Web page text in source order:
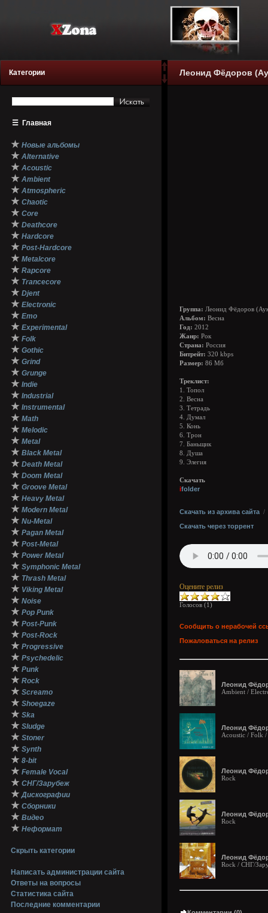
Категории
☰ Главная
★ Новые альбомы
★ Alternative
★ Acoustic
★ Ambient
★ Atmospheric
★ Chaotic
★ Core
★ Deathcore
★ Hardcore
★ Post-Hardcore
★ Metalcore
★ Rapcore
★ Trancecore
★ Djent
★ Electronic
★ Emo
★ Experimental
★ Folk
★ Gothic
★ Grind
★ Grunge
★ Indie
★ Industrial
★ Instrumental
★ Math
★ Melodic
★ Metal
★ Black Metal
★ Death Metal
★ Doom Metal
★ Groove Metal
★ Heavy Metal
★ Modern Metal
★ Nu-Metal
★ Pagan Metal
★ Post-Metal
★ Power Metal
★ Symphonic Metal
★ Thrash Metal
★ Viking Metal
★ Noise
★ Pop Punk
★ Post-Punk
★ Post-Rock
★ Progressive
★ Psychedelic
★ Punk
★ Rock
★ Screamo
★ Shoegaze
★ Ska
★ Sludge
★ Stoner
★ Synth
★ 8-bit
★ Female Vocal
★ СНГ/Зарубеж
★ Дискографии
★ Сборники
★ Видео
★ Неформат
Скрыть категории
Написать администрации сайта
Ответы на вопросы
Статистика сайта
Последние комментарии
Леонид Фёдоров
Группа: Леонид Фёдоров
Альбом: Весна
Год: 2012
Жанр: Рок
Страна: Россия
Битрейт: 320 kbps
Размер: 86 Мб
Треклист:
1. Топол
2. Весна
3. Тетрадь
4. Думал
5. Конь
6. Трон
7. Баньщик
8. Душа
9. Элегия
Скачать
ifolder
Скачать из архива сайта /
Скачать через торрент
Оцените релиз
Голосов (1)
Сообщить о нерабочей
Пожаловаться на релиз
Леонид
Ambient /
Леонид
Acoustic / Folk /
Леонид
Rock
Леонид
Rock
Леонид
Rock / СНГ/